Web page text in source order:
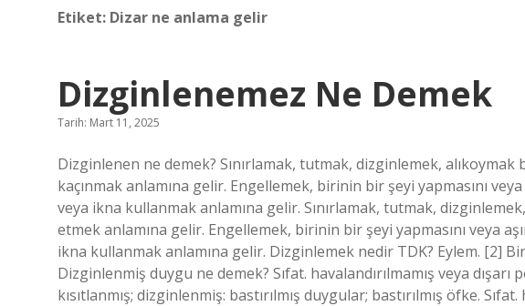
Etiket: Dizar ne anlama gelir
Dizginlenemez Ne Demek
Tarih: Mart 11, 2025
Dizginlenen ne demek? Sınırlamak, tutmak, dizginlemek,
kaçınmak anlamına gelir. Engellemek, birinin bir şeyi yapmasını
veya ikna kullanmak anlamına gelir. Sınırlamak, tutmak,
etmek anlamına gelir. Engellemek, birinin bir şeyi yapmasını veya
ikna kullanmak anlamına gelir. Dizginlemek nedir TDK? Eylem. [2]
Dizginlenmiş duygu ne demek? Sıfat. havalandırılmamış veya
kısıtlanmış; dizginlenmiş: bastırılmış duygular; bastırılmış öfke. Sıfat.